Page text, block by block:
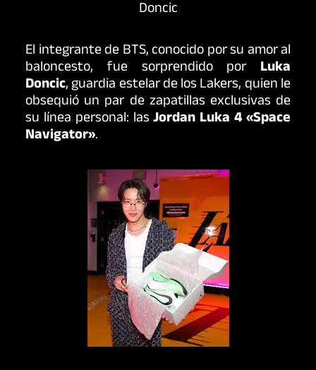
El integrante de BTS, conocido por su amor al
baloncesto, fue sorprendido por Luka
Doncic, guardia estelar de los Lakers, quien le
obsequió un par de zapatillas exclusivas de
su línea personal: lasJordan Luka 4 «Space
Navigator».